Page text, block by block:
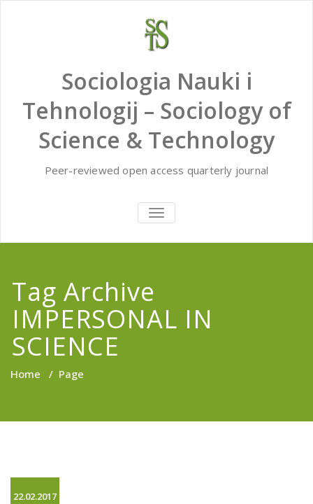
Sociologia Nauki i
Tehnologij – Sociology of
Science & Technology
Peer-reviewed open access quarterly journal
TOGGLE
NAVIGATION
Tag Archive
IMPERSONAL IN
SCIENCE
Home / Page
22.02.2017